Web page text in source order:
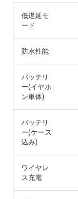
低遅延モ
ード
防水性能
バッテリ
ー(イヤホ
ン単体)
バッテリ
ー(ケース
込み)
ワイヤレ
ス充電